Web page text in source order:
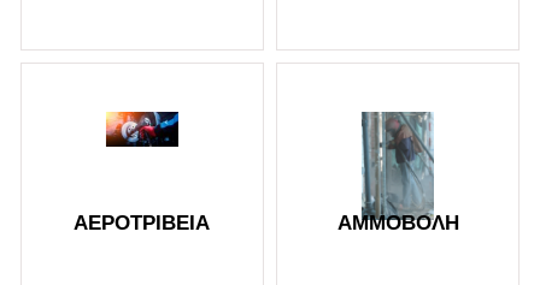
ΑΕΡΟΤΡΙΒΕΊΑ ΑΜΜΟΒΟΛΉ